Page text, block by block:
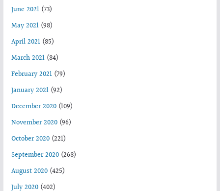
June 2021(73)
May 2021(98)
April 2021(85)
March 2021(84)
February 2021(79)
January 2021(92)
December 2020(109)
November 2020(96)
October 2020(221)
September 2020(268)
August 2020(425)
July 2020(402)